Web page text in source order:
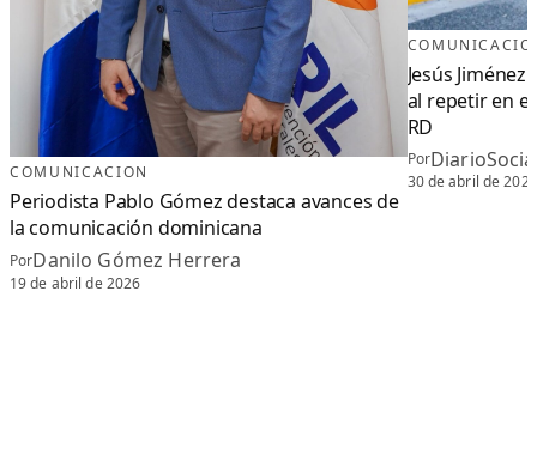
COMUNICACION
Periodista Pablo Gómez destaca avances de
la comunicación dominicana
PorDanilo Gómez Herrera
19 de abril de 2026
Jesús
al repetir en
RD
Por
30 de abril de 2026